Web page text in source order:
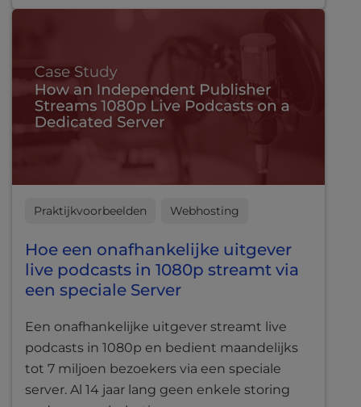
Praktijkvoorbeelden Webhosting
Hoe een onafhankelijke uitgever
live podcasts in 1080p streamt via
een speciale Server
Een onafhankelijke uitgever streamt live
podcasts in 1080p en bedient maandelijks
tot 7 miljoen bezoekers via een speciale
server. Al 14 jaar lang geen enkele storing